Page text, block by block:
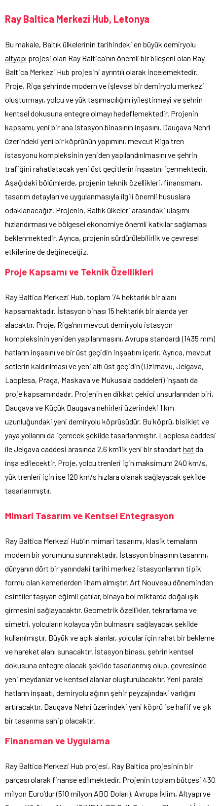
Ray Baltica Merkezi Hub, Letonya
Bu makale, Baltık ülkelerinin tarihindeki en büyük demiryolu
altyapı projesi olan Ray Baltica’nın önemli bir bileşeni olan Ray
Baltica Merkezi Hub projesini ayrıntılı olarak incelemektedir.
Proje, Riga şehrinde modern ve işlevsel bir demiryolu merkezi
oluşturmayı, yolcu ve yük taşımacılığını iyileştirmeyi ve şehrin
kentsel dokusuna entegre olmayı hedeflemektedir. Projenin
kapsamı, yeni bir ana istasyon binasının inşasını, Daugava Nehri
üzerindeki yeni bir köprünün yapımını, mevcut Riga tren
istasyonu kompleksinin yeniden yapılandırılmasını ve şehrin
trafiğini rahatlatacak yeni üst geçitlerin inşaatını içermektedir.
Aşağıdaki bölümlerde, projenin teknik özellikleri, finansmanı,
tasarım detayları ve uygulanmasıyla ilgili önemli hususlara
odaklanacağız. Projenin, Baltık ülkeleri arasındaki ulaşımı
hızlandırması ve bölgesel ekonomiye önemli katkılar sağlaması
beklenmektedir. Ayrıca, projenin sürdürülebilirlik ve çevresel
etkilerine de değineceğiz.
Proje Kapsamı ve Teknik Özellikleri
Ray Baltica Merkezi Hub, toplam 74 hektarlık bir alanı
kapsamaktadır. İstasyon binası 15 hektarlık bir alanda yer
alacaktır. Proje, Riga’nın mevcut demiryolu istasyon
kompleksinin yeniden yapılanmasını, Avrupa standardı (1435 mm)
hatların inşasını ve bir üst geçidin inşaatını içerir. Ayrıca, mevcut
setlerin kaldırılması ve yeni altı üst geçidin (Dzirnavu, Jelgava,
Lacplesa, Praga, Maskava ve Mukusala caddeleri) inşaatı da
proje kapsamındadır. Projenin en dikkat çekici unsurlarından biri,
Daugava ve Küçük Daugava nehirleri üzerindeki 1 km
uzunluğundaki yeni demiryolu köprüsüdür. Bu köprü, bisiklet ve
yaya yollarını da içerecek şekilde tasarlanmıştır. Lacplesa caddesi
ile Jelgava caddesi arasında 2,6 km’lik yeni bir standart hat da
inşa edilecektir. Proje, yolcu trenleri için maksimum 240 km/s,
yük trenleri için ise 120 km/s hızlara olanak sağlayacak şekilde
tasarlanmıştır.
Mimari Tasarım ve Kentsel Entegrasyon
Ray Baltica Merkezi Hub’ın mimari tasarımı, klasik temaların
modern bir yorumunu sunmaktadır. İstasyon binasının tasarımı,
dünyanın dört bir yanındaki tarihi merkez istasyonlarının tipik
formu olan kemerlerden ilham almıştır. Art Nouveau döneminden
esintiler taşıyan eğimli çatılar, binaya bol miktarda doğal ışık
girmesini sağlayacaktır. Geometrik özellikler, tekrarlama ve
simetri, yolcuların kolayca yön bulmasını sağlayacak şekilde
kullanılmıştır. Büyük ve açık alanlar, yolcular için rahat bir bekleme
ve hareket alanı sunacaktır. İstasyon binası, şehrin kentsel
dokusuna entegre olacak şekilde tasarlanmış olup, çevresinde
yeni meydanlar ve kentsel alanlar oluşturulacaktır. Yeni paralel
hatların inşaatı, demiryolu ağının şehir peyzajındaki varlığını
artıracaktır. Daugava Nehri üzerindeki yeni köprü ise hafif ve şık
bir tasarıma sahip olacaktır.
Finansman ve Uygulama
Ray Baltica Merkezi Hub projesi, Ray Baltica projesinin bir
parçası olarak finanse edilmektedir. Projenin toplam bütçesi 430
milyon Euro’dur (510 milyon ABD Doları). Avrupa İklim, Altyapı ve